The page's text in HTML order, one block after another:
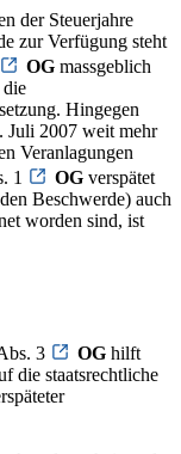
der Steuerjahre
zur Verfügung steht
OG massgeblich
Hingegen
Juli 2007 weit mehr
Veranlagungen
1
OG verspätet
Beschwerde) auch
worden sind, ist
3 OG hilft
die staatsrechtliche